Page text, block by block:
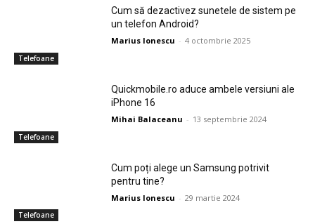
Telefoane
Cum să dezactivez sunetele de sistem pe
un telefon Android?
Marius Ionescu - 4 octombrie 2025
Telefoane
Quickmobile.ro aduce ambele versiuni ale
iPhone 16
Mihai Balaceanu - 13 septembrie 2024
Telefoane
Cum poți alege un Samsung potrivit
pentru tine?
Marius Ionescu - 29 martie 2024